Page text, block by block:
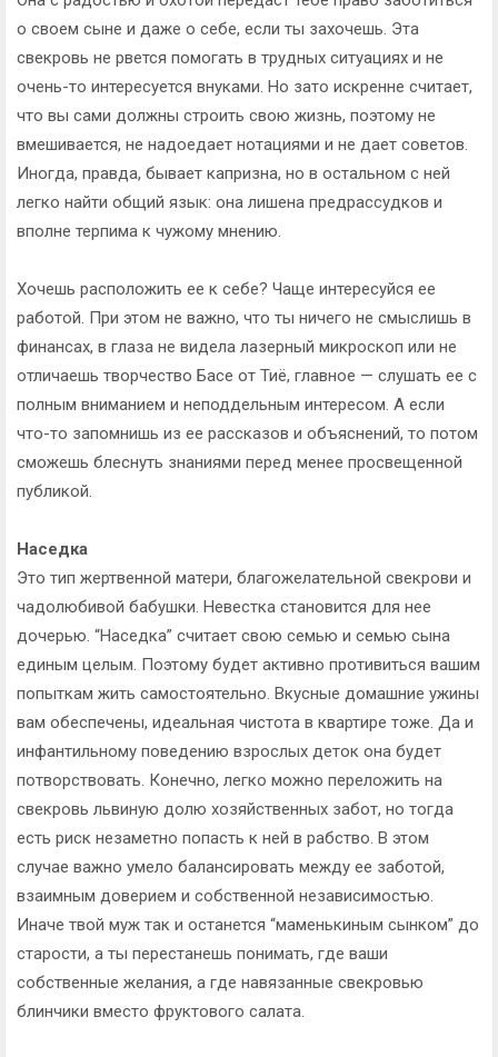
о своем сыне и даже о себе, если ты захочешь. Эта
свекровь не рвется помогать в трудных ситуациях и не
очень-то интересуется внуками. Но зато искренне считает,
что вы сами должны строить свою жизнь, поэтому не
вмешивается, не надоедает нотациями и не дает советов.
Иногда, правда, бывает капризна, но в остальном с ней
легко найти общий язык: она лишена предрассудков и
вполне терпима к чужому мнению.
Хочешь расположить ее к себе? Чаще интересуйся ее
работой. При этом не важно, что ты ничего не смыслишь в
финансах, в глаза не видела лазерный микроскоп или не
отличаешь творчество Басе от Тиё, главное — слушать ее с
полным вниманием и неподдельным интересом. А если
что-то запомнишь из ее рассказов и объяснений, то потом
сможешь блеснуть знаниями перед менее просвещенной
публикой.
Наседка
Это тип жертвенной матери, благожелательной свекрови и
чадолюбивой бабушки. Невестка становится для нее
дочерью. “Наседка” считает свою семью и семью сына
единым целым. Поэтому будет активно противиться вашим
попыткам жить самостоятельно. Вкусные домашние ужины
вам обеспечены, идеальная чистота в квартире тоже. Да и
инфантильному поведению взрослых деток она будет
потворствовать. Конечно, легко можно переложить на
свекровь львиную долю хозяйственных забот, но тогда
есть риск незаметно попасть к ней в рабство. В этом
случае важно умело балансировать между ее заботой,
взаимным доверием и собственной независимостью.
Иначе твой муж так и останется “маменькиным сынком” до
старости, а ты перестанешь понимать, где ваши
собственные желания, а где навязанные свекровью
блинчики вместо фруктового салата.